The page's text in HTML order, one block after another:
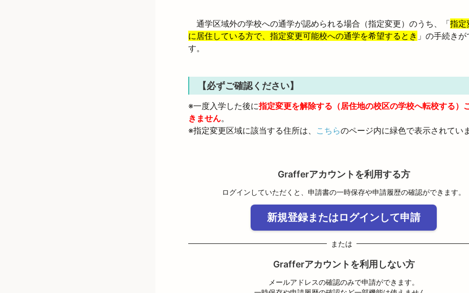
通学区域外の学校への通学が認められる場合（指定変更）のうち、「指定
に居住している方で、指定変更可能校への通学を希望するとき 」の手続きが
す。
【必ずご確認ください】
※一度入学した後に指定変更を解除する（居住地の校区の学校へ転校する）
きません。
※指定変更区域に該当する住所は、 こちらのページ内に緑色で表示されていま
Grafferアカウントを利用する方
ログインしていただくと、申請書の一時保存や申請履歴の確認ができます。
新規登録またはログインして申請
または
Grafferアカウントを利用しない方
メールアドレスの確認のみで申請ができます。